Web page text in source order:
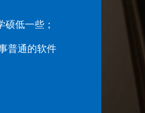
低一些；
普通的软件